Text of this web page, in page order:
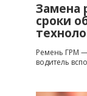
Замена
сроки
Ремень ГРМ —
водитель